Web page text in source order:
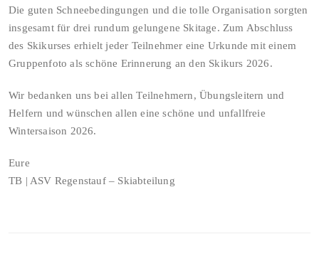
Die guten Schneebedingungen und die tolle Organisation sorgten
insgesamt für drei rundum gelungene Skitage. Zum Abschluss
des Skikurses erhielt jeder Teilnehmer eine Urkunde mit einem
Gruppenfoto als schöne Erinnerung an den Skikurs 2026.
Wir bedanken uns bei allen Teilnehmern, Übungsleitern und
Helfern und wünschen allen eine schöne und unfallfreie
Wintersaison 2026.
Eure
TB | ASV Regenstauf – Skiabteilung